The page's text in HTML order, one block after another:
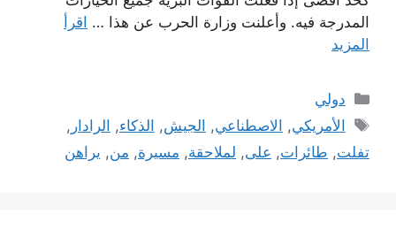
المدرجة فيه. وأعلنت وزارة الحرب عن هذا … اقرأ
المزيد
التصنيفات
دولي
الوسوم
الأمريكي, الاصطناعي, الجيش, الذكاء, الرادار ,
تفلت, طائرات, على, لملاحقة, مسيرة, من, يراهن